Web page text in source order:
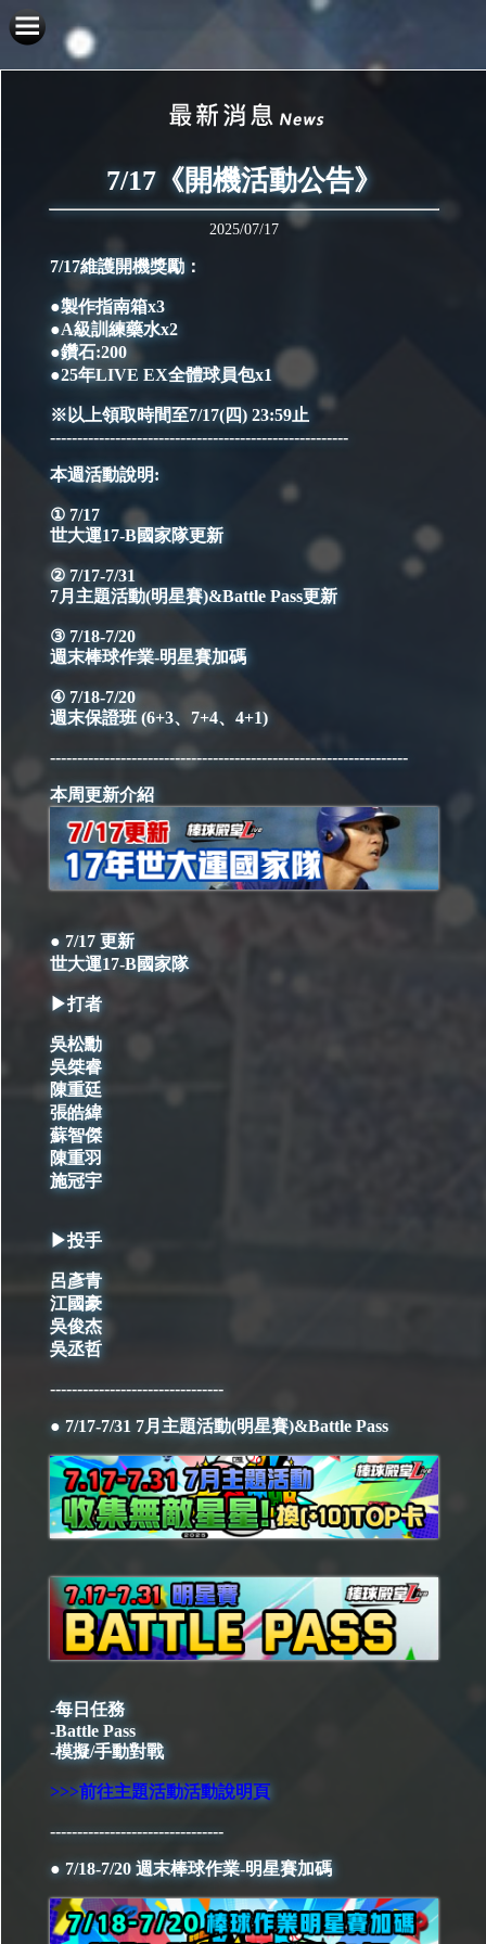
7/17《開機活動公告》
2025/07/17
7/17維護開機獎勵：
●製作指南箱x3
●A級訓練藥水x2
●鑽石:200
●25年LIVE EX全體球員包x1
※以上領取時間至7/17(四) 23:59止
-------------------------------------------------------
本週活動說明:
① 7/17
世大運17-B國家隊更新
② 7/17-7/31
7月主題活動(明星賽)&Battle Pass更新
③ 7/18-7/20
週末棒球作業-明星賽加碼
④ 7/18-7/20
週末保證班 (6+3、7+4、4+1)
------------------------------------------------------------------
本周更新介紹
● 7/17 更新
世大運17-B國家隊
▶打者
吳松勳
吳桀睿
陳重廷
張皓緯
蘇智傑
陳重羽
施冠宇
▶投手
呂彥青
江國豪
吳俊杰
吳丞哲
--------------------------------
● 7/17-7/31 7月主題活動(明星賽)&Battle Pass
-每日任務
-Battle Pass
-模擬/手動對戰
>>>前往主題活動活動說明頁
--------------------------------
● 7/18-7/20 週末棒球作業-明星賽加碼